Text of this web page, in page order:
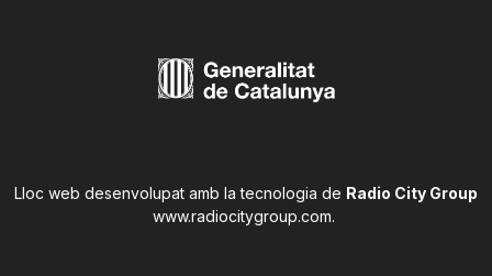
Lloc web desenvolupat amb la tecnologia de Radio City Group
www.radiocitygroup.com.